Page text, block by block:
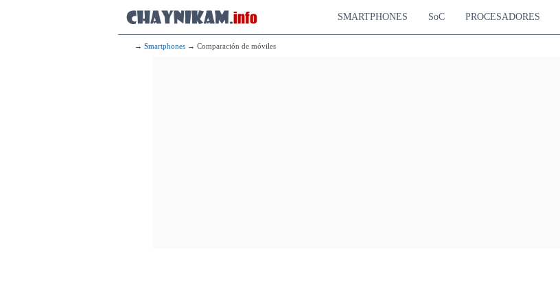
SMARTPHONES SoC PROCESADORES
→ Smartphones → Comparación de móviles